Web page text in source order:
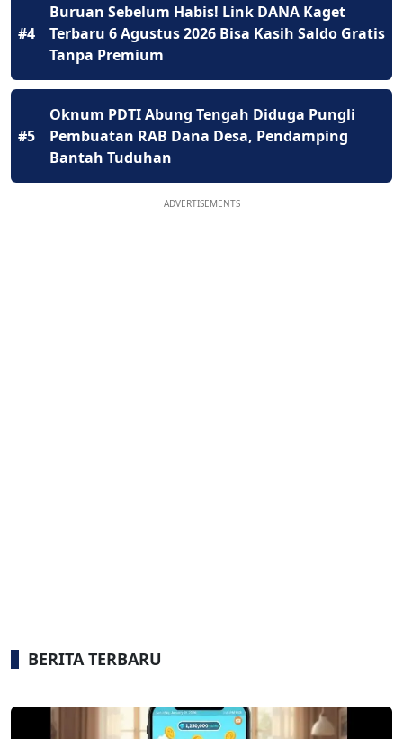
#4
Buruan Sebelum Habis! Link DANA Kaget
Terbaru 6 Agustus 2026 Bisa Kasih Saldo Gratis
Tanpa Premium
#5
Oknum PDTI Abung Tengah Diduga Pungli
Pembuatan RAB Dana Desa, Pendamping
Bantah Tuduhan
ADVERTISEMENTS
BERITA TERBARU